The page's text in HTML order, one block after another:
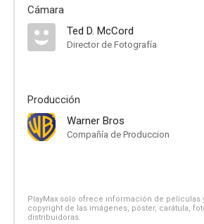
Cámara
Ted D. McCord
Director de Fotografía
Producción
Warner Bros
Compañía de Produccion
PlayMax solo ofrece información de
copyright de las imágenes, póster, carátula,
distribuidoras.